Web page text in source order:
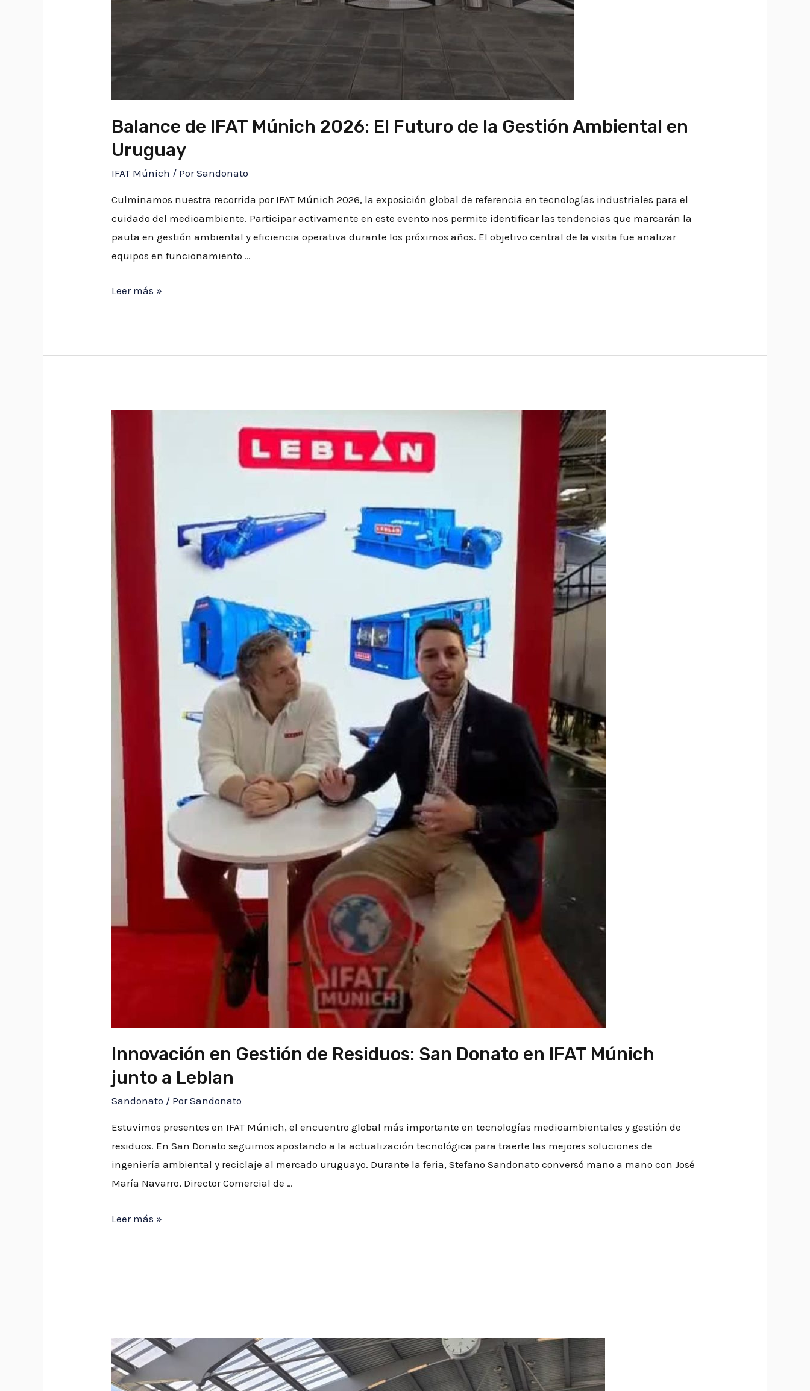
Balance de IFAT Múnich 2026: El Futuro de la Gestión Ambiental en
Uruguay
IFAT Múnich / PorSandonato
Culminamos nuestra recorrida por IFAT Múnich 2026, la exposición global de referencia en tecnologías industriales para el
cuidado del medioambiente. Participar activamente en este evento nos permite identificar las tendencias que marcarán la
pauta en gestión ambiental y eficiencia operativa durante los próximos años. El objetivo central de la visita fue analizar
equipos en funcionamiento …
Leer más »
Innovación en Gestión de Residuos: San Donato en IFAT Múnich
junto a Leblan
Sandonato / PorSandonato
Estuvimos presentes en IFAT Múnich, el encuentro global más importante en tecnologías medioambientales y gestión de
residuos. En San Donato seguimos apostando a la actualización tecnológica para traerte las mejores soluciones de
ingeniería ambiental y reciclaje al mercado uruguayo. Durante la feria, Stefano Sandonato conversó mano a mano con José
María Navarro, Director Comercial de …
Leer más »